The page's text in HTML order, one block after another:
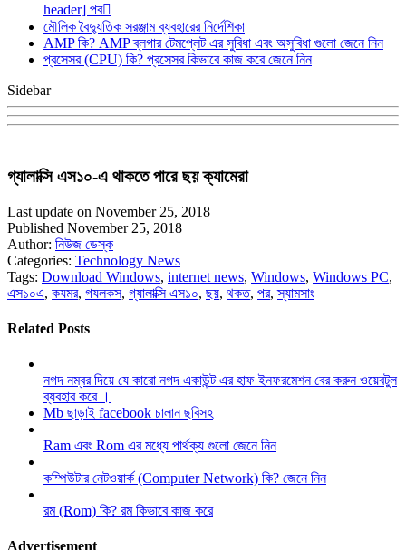
header] পব
মৌলিক বৈদ্যুতিক সরঞ্জাম ব্যবহারের নির্দেশিকা
AMP কি? AMP ব্লগার টেমপ্লেট এর সুবিধা এবং অসুবিধা গুলো জেনে নিন
প্রসেসর (CPU) কি? প্রসেসর কিভাবে কাজ করে জেনে নিন
Sidebar
গ্যালাক্সি এস১০-এ থাকতে পারে ছয় ক্যামেরা
Last update on November 25, 2018
Published November 25, 2018
Author: নিউজ ডেস্ক
Categories: Technology News
Tags: Download Windows, internet news, Windows, Windows PC,
এস১০এ, কযমর, গযলকস, গ্যালাক্সি এস১০, ছয়, থকত, পর,স্যামসাং
Related Posts
নগদ নম্বর দিয়ে যে কারো নগদ একাউন্ট এর হাফ ইনফরমেশন বের করুন ওয়েবটুল
ব্যবহার করে ।
Mb ছাড়াই facebook চালান ছবিসহ
Ram এবং Rom এর মধ্যে পার্থক্য গুলো জেনে নিন
কম্পিউটার নেটওয়ার্ক (Computer Network) কি? জেনে নিন
রম (Rom) কি? রম কিভাবে কাজ করে
Advertisement